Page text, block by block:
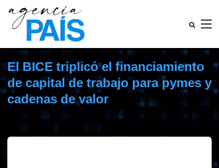
El BICE triplicó el financiamiento
de capital de trabajo para pymes y
cadenas de valor